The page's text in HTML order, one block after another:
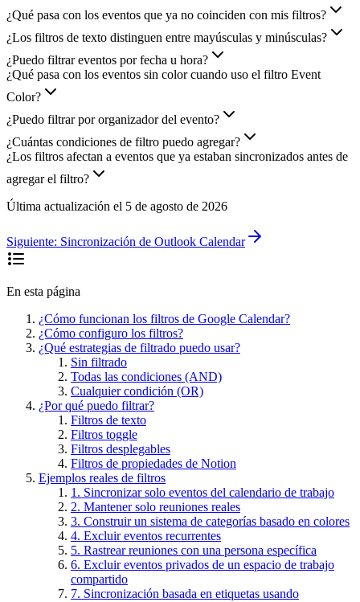
¿Qué pasa con los eventos que ya no coinciden con mis filtros?
¿Los filtros de texto distinguen entre mayúsculas y minúsculas?
¿Puedo filtrar eventos por fecha u hora?
¿Qué pasa con los eventos sin color cuando uso el filtro Event
Color?
¿Puedo filtrar por organizador del evento?
¿Cuántas condiciones de filtro puedo agregar?
¿Los filtros afectan a eventos que ya estaban sincronizados antes de
agregar el filtro?
Última actualización el 5 de agosto de 2026
Siguiente: Sincronización de Outlook Calendar
En esta página
¿Cómo funcionan los filtros de Google Calendar?
¿Cómo configuro los filtros?
¿Qué estrategias de filtrado puedo usar?
Sin filtrado
Todas las condiciones (AND)
Cualquier condición (OR)
¿Por qué puedo filtrar?
Filtros de texto
Filtros toggle
Filtros desplegables
Filtros de propiedades de Notion
Ejemplos reales de filtros
1. Sincronizar solo eventos del calendario de trabajo
2. Mantener solo reuniones reales
3. Construir un sistema de categorías basado en colores
4. Excluir eventos recurrentes
5. Rastrear reuniones con una persona específica
6. Excluir eventos privados de un espacio de trabajo
compartido
7. Sincronización basada en etiquetas usando